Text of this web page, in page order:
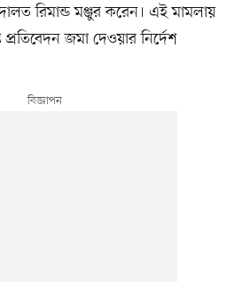
রিমান্ড মঞ্জুর করেন। এই মামলায়
জমা দেওয়ার নির্দেশ